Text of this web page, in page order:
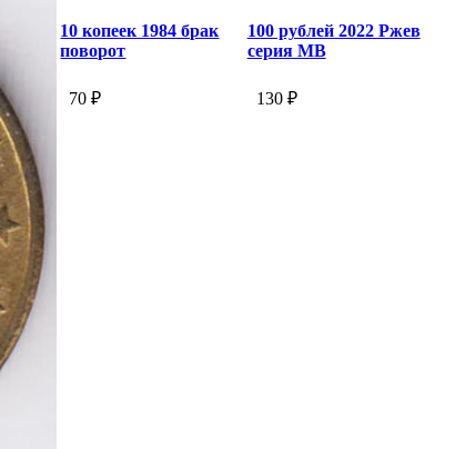
10 копеек 1984 брак
поворот
70 ₽
100 рублей 2022 Ржев
серия МВ
130 ₽